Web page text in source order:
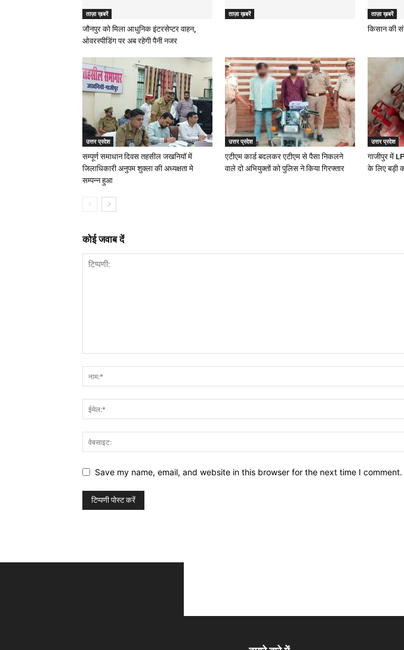
ताज़ा ख़बरें
जौनपुर को मिला आधुनिक इंटरसेप्टर वाहन,
ओवरस्पीडिंग पर अब रहेगी पैनी नजर
ताज़ा ख़बरें ताज़ा ख़बरें
किसान की
उत्तर प्रदेश
सम्पूर्ण समाधान दिवस तहसील जखनियॉ में
जिलाधिकारी अनुपम शुक्ला की अध्यक्षता मे
सम्पन्न हुआ
उत्तर प्रदेश
एटीएम कार्ड बदलकर एटीएम से पैसा निकलने
वाले दो अभियुक्तों को पुलिस ने किया गिरफ्तार
उत्तर प्रदेश
गाजीपुर में
के लिए बड़ी
कोई जवाब दें
Save my name, email, and website in this browser for the next time I comment.